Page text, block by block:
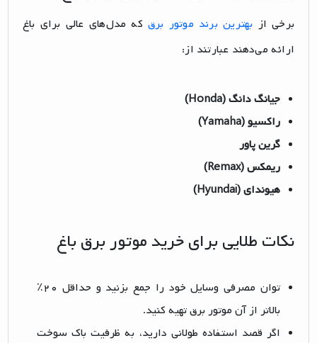
برخی از بهترین برند موتور برق که مدل‌های عالی برای باغ
ارائه می‌دهند عبارتند از:
جیانگ دانگ (Honda)
راکسیو (Yamaha)
گرین پاور
ریمکس (Remax)
هیوندای (Hyundai)
نکات طلایی برای خرید موتور برق باغ
توان مصرفی وسایل خود را جمع بزنید و حداقل ۲۰٪
بالاتر از آن موتور برق تهیه کنید.
اگر قصد استفاده طولانی دارید، به ظرفیت باک سوخت